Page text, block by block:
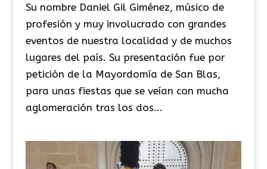
Su nombre Daniel Gil Giménez, músico de
profesión y muy involucrado con grandes
eventos de nuestra localidad y de muchos
lugares del país. Su presentación fue por
petición de la Mayordomía de San Blas,
para unas fiestas que se veían con mucha
aglomeración tras los dos...